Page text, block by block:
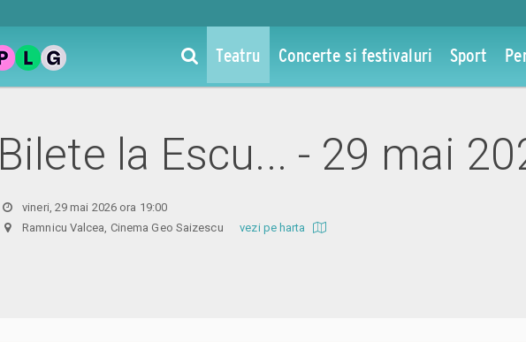
Teatru Concerte si festivaluri Sport
Bilete la Escu... - 29 mai
vineri, 29 mai 2026 ora 19:00
Ramnicu Valcea, Cinema Geo Saizescuvezi pe harta